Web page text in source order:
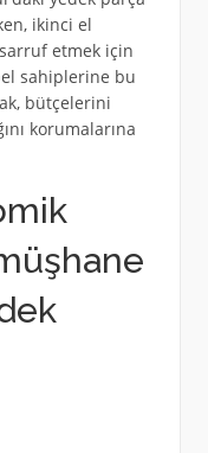
ikinci el
etmek için
sahiplerine bu
bütçelerini
korumalarına